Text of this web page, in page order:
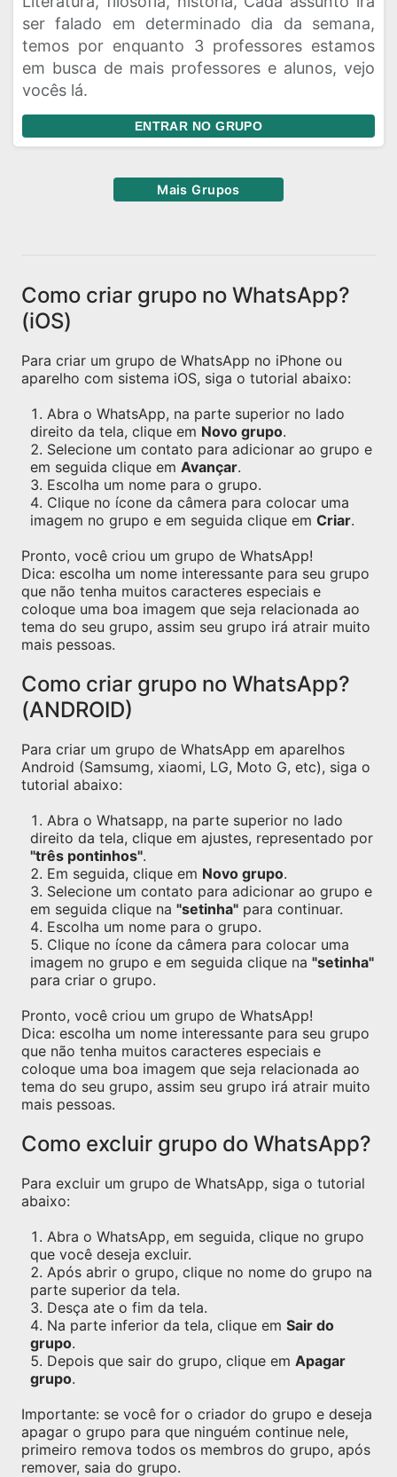
ser falado em determinado dia da semana,
temos por enquanto 3 professores estamos
em busca de mais professores e alunos, vejo
vocês lá.
ENTRAR NO GRUPO
Mais Grupos
Como criar grupo no WhatsApp?
(iOS)
Para criar um grupo de WhatsApp no iPhone ou
aparelho com sistema iOS, siga o tutorial abaixo:
Abra o WhatsApp, na parte superior no lado
direito da tela, clique em Novo grupo.
Selecione um contato para adicionar ao grupo e
em seguida clique em Avançar.
Escolha um nome para o grupo.
Clique no ícone da câmera para colocar uma
imagem no grupo e em seguida clique em Criar.
Pronto, você criou um grupo de WhatsApp!
Dica: escolha um nome interessante para seu grupo
que não tenha muitos caracteres especiais e
coloque uma boa imagem que seja relacionada ao
tema do seu grupo, assim seu grupo irá atrair muito
mais pessoas.
Como criar grupo no WhatsApp?
(ANDROID)
Para criar um grupo de WhatsApp em aparelhos
Android (Samsumg, xiaomi, LG, Moto G, etc), siga o
tutorial abaixo:
Abra o Whatsapp, na parte superior no lado
direito da tela, clique em ajustes, representado por
"três pontinhos".
Em seguida, clique em Novo grupo.
Selecione um contato para adicionar ao grupo e
em seguida clique na "setinha" para continuar.
Escolha um nome para o grupo.
Clique no ícone da câmera para colocar uma
imagem no grupo e em seguida clique na "setinha"
para criar o grupo.
Pronto, você criou um grupo de WhatsApp!
Dica: escolha um nome interessante para seu grupo
que não tenha muitos caracteres especiais e
coloque uma boa imagem que seja relacionada ao
tema do seu grupo, assim seu grupo irá atrair muito
mais pessoas.
Como excluir grupo do WhatsApp?
Para excluir um grupo de WhatsApp, siga o tutorial
abaixo:
Abra o WhatsApp, em seguida, clique no grupo
que você deseja excluir.
Após abrir o grupo, clique no nome do grupo na
parte superior da tela.
Desça ate o fim da tela.
Na parte inferior da tela, clique em Sair do
grupo.
Depois que sair do grupo, clique em Apagar
grupo.
Importante: se você for o criador do grupo e deseja
apagar o grupo para que ninguém continue nele,
primeiro remova todos os membros do grupo, após
remover, saia do grupo.